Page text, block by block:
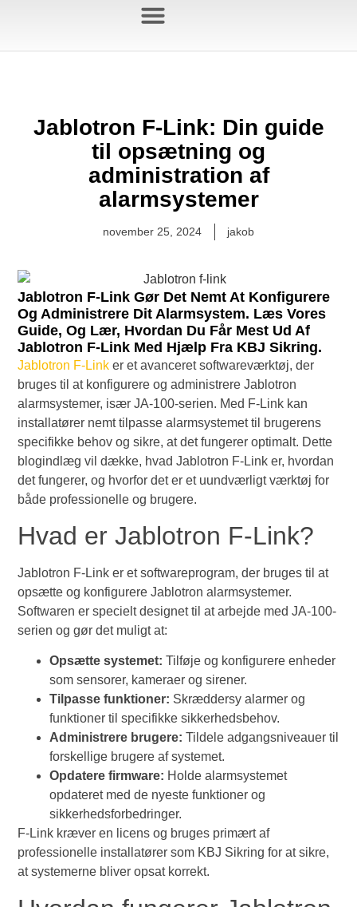
Jablotron F-Link: Din guide
til opsætning og
administration af
alarmsystemer
november 25, 2024 jakob
Jablotron F-Link Gør Det Nemt At Konfigurere
Og Administrere Dit Alarmsystem. Læs Vores
Guide, Og Lær, Hvordan Du Får Mest Ud Af
Jablotron F-Link Med Hjælp Fra KBJ Sikring.
Jablotron F-Link er et avanceret softwareværktøj, der
bruges til at konfigurere og administrere Jablotron
alarmsystemer, især JA-100-serien. Med F-Link kan
installatører nemt tilpasse alarmsystemet til brugerens
specifikke behov og sikre, at det fungerer optimalt. Dette
blogindlæg vil dække, hvad Jablotron F-Link er, hvordan
det fungerer, og hvorfor det er et uundværligt værktøj for
både professionelle og brugere.
Hvad er Jablotron F-Link?
Jablotron F-Link er et softwareprogram, der bruges til at
opsætte og konfigurere Jablotron alarmsystemer.
Softwaren er specielt designet til at arbejde med JA-100-
serien og gør det muligt at:
Opsætte systemet:Tilføje og konfigurere enheder
som sensorer, kameraer og sirener.
Tilpasse funktioner: Skræddersy alarmer og
funktioner til specifikke sikkerhedsbehov.
Administrere brugere: Tildele adgangsniveauer til
forskellige brugere af systemet.
Opdatere firmware: Holde alarmsystemet
opdateret med de nyeste funktioner og
sikkerhedsforbedringer.
F-Link kræver en licens og bruges primært af
professionelle installatører som KBJ Sikring for at sikre,
at systemerne bliver opsat korrekt.